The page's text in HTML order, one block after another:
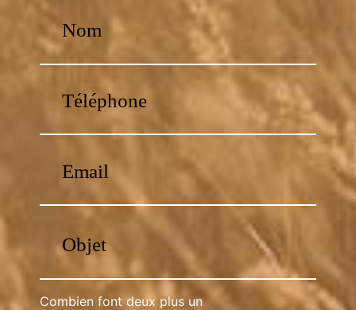
Combien font deux plus un